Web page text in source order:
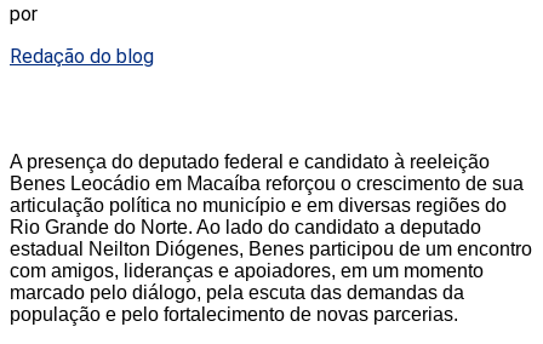
por
Redação do blog
A presença do deputado federal e candidato à reeleição
Benes Leocádio em Macaíba reforçou o crescimento de sua
articulação política no município e em diversas regiões do
Rio Grande do Norte. Ao lado do candidato a deputado
estadual Neilton Diógenes, Benes participou de um encontro
com amigos, lideranças e apoiadores, em um momento
marcado pelo diálogo, pela escuta das demandas da
população e pelo fortalecimento de novas parcerias.